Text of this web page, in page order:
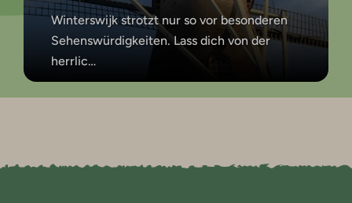
Winterswijk strotzt nur so vor besonderen
Sehenswürdigkeiten. Lass dich von der
herrlic…